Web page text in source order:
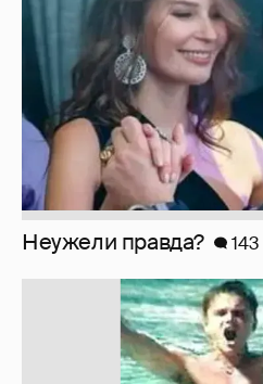
Неужели правда? 143